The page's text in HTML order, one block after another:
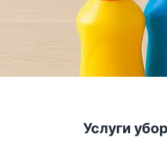
Услуги